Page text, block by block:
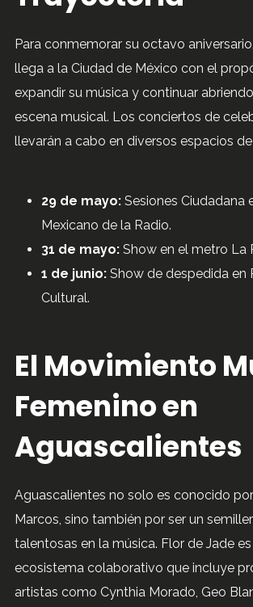
Para conmemorar su octavo
llega a la Ciudad de México con el
expandir su música y continuar
escena musical. Los conciertos de
llevarán a cabo en diversos espacios
29 de mayo:Sesiones Ciudadana
Mexicano de la Radio.
31 de mayo:Show en el metro La
1 de junio:Show de despedida en
Cultural.
El Movimiento
Femenino en
Aguascalientes
Aguascalientes no solo es conocido
Marcos, sino también por ser un
talentosas en la música. Flor de Jade
ecosistema colaborativo que incluye
artistas como Cynthia Morado, Geo